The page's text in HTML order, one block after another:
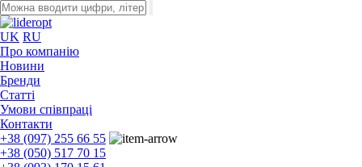
UK RU
Про компанію
Новини
Бренди
Статті
Умови співпраці
Контакти
+38 (097) 255 66 55
+38 (050) 517 70 15